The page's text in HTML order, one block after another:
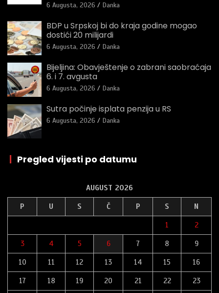
6 Augusta, 2026 Danka
BDP u Srpskoj bi do kraja godine mogao
dostići 20 milijardi
6 Augusta, 2026 Danka
Bijeljina: Obavještenje o zabrani saobraćaja
6. i 7. avgusta
6 Augusta, 2026 Danka
Sutra počinje isplata penzija u RS
6 Augusta, 2026 Danka
| Pregled vijesti po datumu
AUGUST 2026
P U S Č P S N
1 2
3 4 5 6 7 8 9
10 11 12 13 14 15 16
17 18 19 20 21 22 23